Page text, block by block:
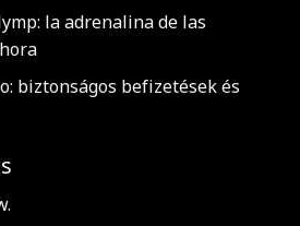
la adrenalina de las
biztonságos befizetések és